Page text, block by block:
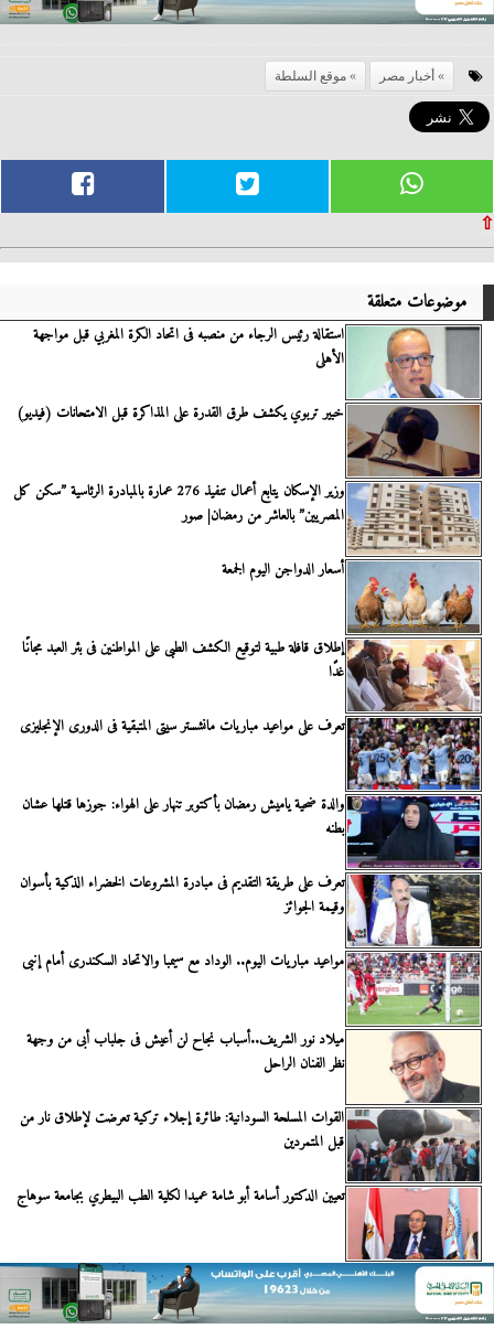
أخبار مصر موقع السلطة
⇧
موضوعات متعلقة
استقالة رئيس الرجاء من منصبه فى اتحاد الكرة المغربي قبل مواجهة
الأهلى
خبير تربوي يكشف طرق القدرة على المذاكرة قبل الامتحانات (فيديو)
وزير الإسكان يتابع أعمال تنفيذ 276 عمارة بالمبادرة الرئاسية ”سكن كل
المصريين” بالعاشر من رمضان| صور
أسعار الدواجن اليوم الجمعة
إطلاق قافلة طبية لتوقيع الكشف الطبى على المواطنين فى بئر العبد مجانًا
غدًا
تعرف على مواعيد مباريات مانشستر سيتى المتبقية فى الدورى الإنجليزى
والدة ضحية ياميش رمضان بأكتوبر تنهار على الهواء: جوزها قتلها عشان
بطنه
تعرف على طريقة التقديم فى مبادرة المشروعات الخضراء الذكية بأسوان
وقيمة الجوائز
مواعيد مباريات اليوم.. الوداد مع سيمبا والاتحاد السكندرى أمام إنبى
ميلاد نور الشريف..أسباب نجاح لن أعيش فى جلباب أبى من وجهة
نظر الفنان الراحل
القوات المسلحة السودانية: طائرة إجلاء تركية تعرضت لإطلاق نار من
قبل المتمردين
تعيين الدكتور أسامة أبو شامة عميدا لكلية الطب البيطري بجامعة سوهاج